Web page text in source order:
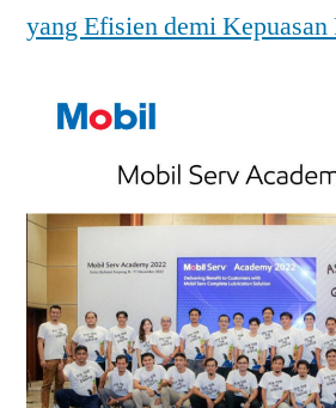
yang Efisien demi Kepuasan